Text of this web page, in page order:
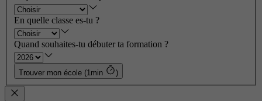
En quelle classe es-tu ?
Quand souhaites-tu débuter ta formation ?
Trouver mon école (1min )